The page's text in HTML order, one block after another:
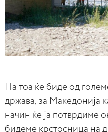
Па тоа ќе биде од
држава, за Македонија
начин ќе ја потврдиме
бидеме крстосница на